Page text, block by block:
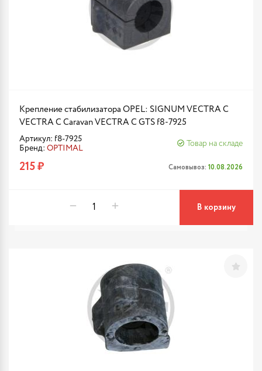
Крепление стабилизатора OPEL: SIGNUM VECTRA C
VECTRA C Caravan VECTRA C GTS f8-7925
Артикул: f8-7925
Бренд: OPTIMAL
Товар на складе
215 ₽ Самовывоз: 10.08.2026
В корзину